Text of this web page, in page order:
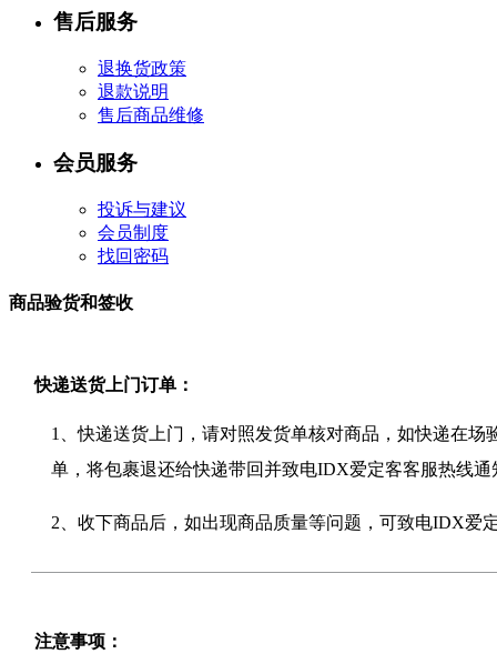
售后服务
退换货政策
退款说明
售后商品维修
会员服务
投诉与建议
会员制度
找回密码
商品验货和签收
快递送货上门订单：
1、快递送货上门，请对照发货单核对商品，如快递在
单，将包裹退还给快递带回并致电IDX爱定客客服热线
2、收下商品后，如出现商品质量等问题，可致电IDX爱
注意事项：